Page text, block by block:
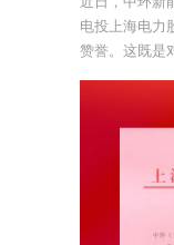
电投上海电力
赞誉。这既是